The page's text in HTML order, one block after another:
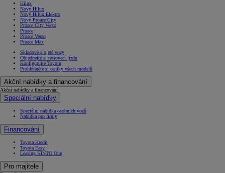
Hilux
Nový Hilux
Nový Hilux Elektro
Nový Proace City
Proace City Verso
Proace
Proace Verso
Proace Max
Skladové a ojeté vozy
Objednejte si testovací jízdu
Konfigurujte Toyotu
Prohlédněte si ceníky všech modelů
Akční nabídky a financování
Akční nabídky a financování
Speciální nabídky
Speciální nabídka osobních vozů
Nabídka pro firmy
Financování
Toyota Kredit
Toyota Easy
Leasing KINTO One
Pro majitele